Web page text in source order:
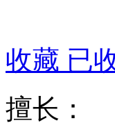
收藏 已
擅长：